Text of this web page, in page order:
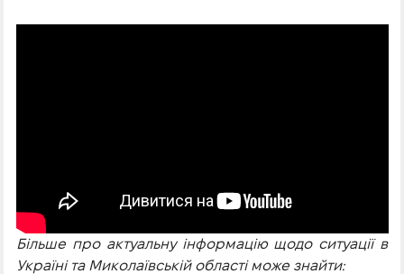
Більше про актуальну інформацію щодо ситуації в
Україні та Миколаївській області може знайти: